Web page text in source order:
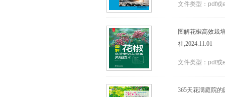
文件类型：pdf
图解花椒高效栽
社,2024.11.01
文件类型：pdf
365天花满庭院的